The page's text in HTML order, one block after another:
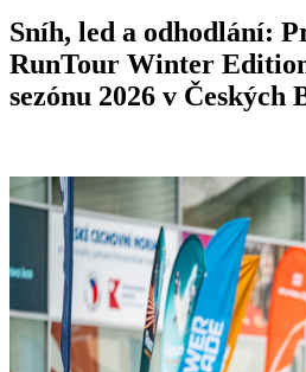
Sníh, led a odhodlání:
RunTour Winter
sezónu 2026 v Českých